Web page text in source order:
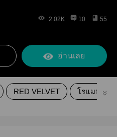
2.02K 10 55
อ่านเลย
RED VELVET โรแมนติก